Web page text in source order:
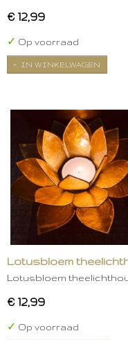
€ 12,99
✓ Op voorraad
IN WINKELWAGEN
Lotusbloem
Lotusbloem
€ 12,99
✓ Op voorraad